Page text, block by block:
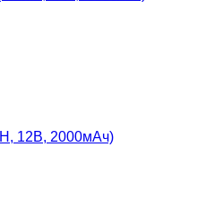
12В, 2000мАч)